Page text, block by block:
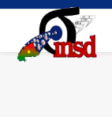
Aller
contenu
principal